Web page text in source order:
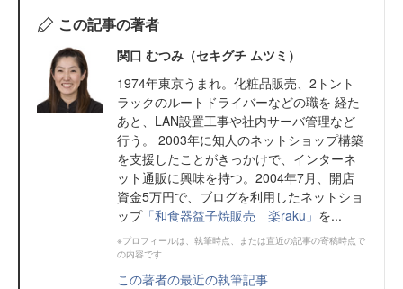
この記事の著者
関口 むつみ（セキグチ ムツミ）
1974年東京うまれ。化粧品販売、2トント
ラックのルートドライバーなどの職を 経た
あと、LAN設置工事や社内サーバ管理など
行う。 2003年に知人のネットショップ構築
を支援したことがきっかけで、インターネ
ット通販に興味を持つ。2004年7月、開店
資金5万円で、ブログを利用したネットショ
ップ「和食器益子焼販売 楽raku」 を...
※プロフィールは、執筆時点、または直近の記事の寄稿時点で
の内容です
この著者の最近の執筆記事